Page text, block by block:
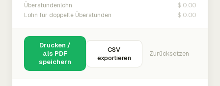
Überstundenlohn $ 0.00
Lohn für doppelte Überstunden $ 0.00
Drucken /
als PDF
speichern
CSV
exportieren
Zurücksetzen